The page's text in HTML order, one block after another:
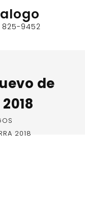
9452
de
2018